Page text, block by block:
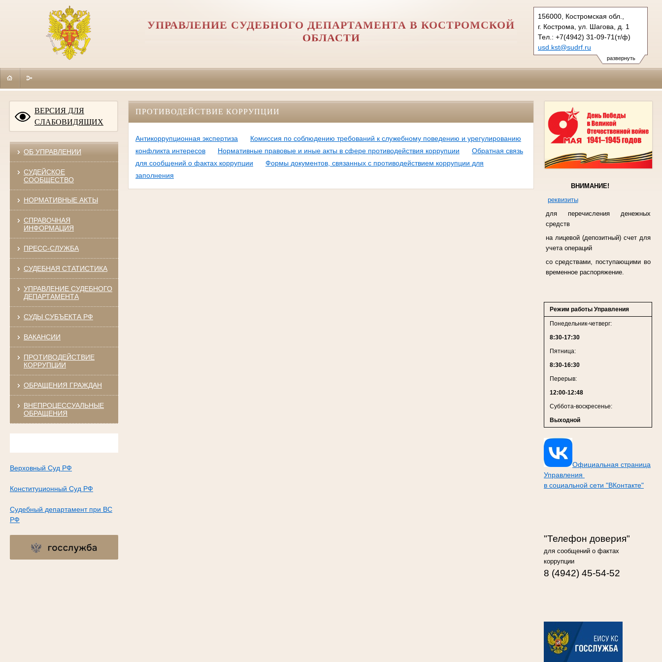
развернуть
156000, Костромская обл.,
г. Кострома, ул. Шагова, д. 1
Тел.: +7(4942) 31-09-71(т/ф)
usd.kst@sudrf.ru
УПРАВЛЕНИЕ СУДЕБНОГО ДЕПАРТАМЕНТА В КОСТРОМСКОЙ
ОБЛАСТИ
ВЕРСИЯ ДЛЯ
СЛАБОВИДЯЩИХ
ОБ УПРАВЛЕНИИ
СУДЕЙСКОЕ
СООБЩЕСТВО
НОРМАТИВНЫЕ АКТЫ
СПРАВОЧНАЯ
ИНФОРМАЦИЯ
ПРЕСС-СЛУЖБА
СУДЕБНАЯ СТАТИСТИКА
УПРАВЛЕНИЕ СУДЕБНОГО
ДЕПАРТАМЕНТА
СУДЫ СУБЪЕКТА РФ
ВАКАНСИИ
ПРОТИВОДЕЙСТВИЕ
КОРРУПЦИИ
ОБРАЩЕНИЯ ГРАЖДАН
ВНЕПРОЦЕССУАЛЬНЫЕ
ОБРАЩЕНИЯ
Верховный Суд РФ
Конституционный Суд РФ
Судебный департамент при ВС
РФ
ВНИМАНИЕ!
реквизиты
для перечисления денежных
средств
на лицевой (депозитный) счет для
учета операций
со средствами, поступающими во
временное распоряжение.
Режим работы Управления
Понедельник-четверг:
8:30-17:30
Пятница:
8:30-16:30
Перерыв:
12:00-12:48
Суббота-воскресенье:
Выходной
Официальная страница
Управления
в социальной сети "ВКонтакте"
"Телефон доверия"
для сообщений о фактах
коррупции
8 (4942) 45-54-52
ПРОТИВОДЕЙСТВИЕ КОРРУПЦИИ
Антикоррупционная экспертиза
Комиссия по соблюдению требований к служебному поведению и урегулированию
конфликта интересов
Нормативные правовые и иные акты в сфере противодействия коррупции
Обратная связь
для сообщений о фактах коррупции
Формы документов, связанных с противодействием коррупции для
заполнения